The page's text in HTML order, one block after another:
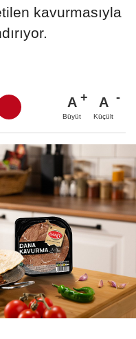
kavurmasıyla
A
Büyüt
A
Küçült